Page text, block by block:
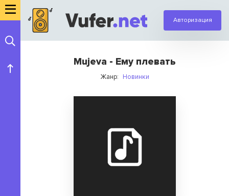
Авторизация
Mujeva - Ему плевать
Жанр: Новинки